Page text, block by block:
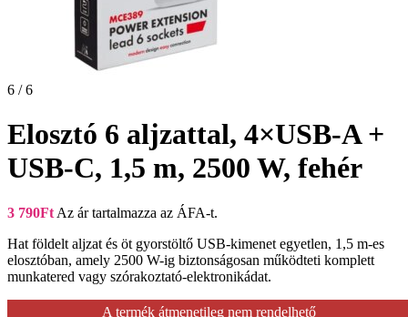
6 / 6
Elosztó 6 aljzattal, 4×USB-A +
USB-C, 1,5 m, 2500 W, fehér
3 790Ft Az ár tartalmazza az ÁFA-t.
Hat földelt aljzat és öt gyorstöltő USB-kimenet egyetlen, 1,5 m-es
elosztóban, amely 2500 W-ig biztonságosan működteti komplett
munkatered vagy szórakoztató-elektronikádat.
A termék átmenetileg nem rendelhető